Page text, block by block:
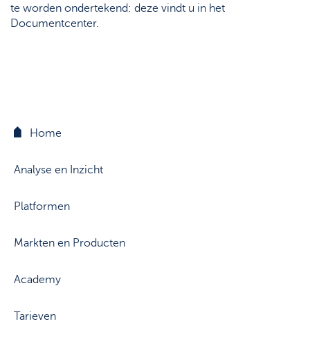
te worden ondertekend: deze vindt u in het
Documentcenter.
Home
Analyse en Inzicht
Platformen
Markten en Producten
Academy
Tarieven